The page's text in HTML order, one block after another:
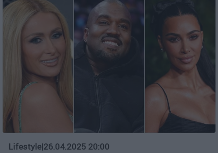
Lifestyle|26.04.2025 20:00